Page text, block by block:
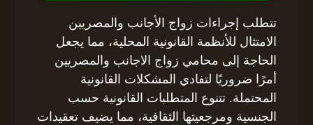
تتطلب إجراءات زواج الأجانب والمصريين
الامتثال للأنظمة القانونية المحلية، مما يجعل
الحاجة إلى محامي زواج الاجانب والمصريين
أمرًا ضروريًا لتفادي المشكلات القانونية
المحتملة. تتنوع المتطلبات القانونية حسب
الجنسية ومرجعيتها الثقافية، مما يضيف تعقيدات